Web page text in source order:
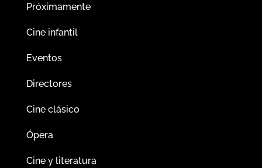
Próximamente
Cine infantil
Eventos
Directores
Cine clásico
Ópera
Cine y literatura